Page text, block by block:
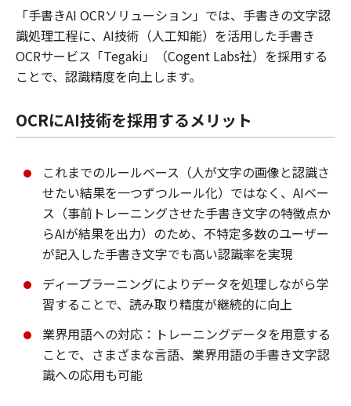
「手書きAI OCRソリューション」では、手書きの文字認
識処理工程に、AI技術（人工知能）を活用した手書き
OCRサービス「Tegaki」（Cogent Labs社）を採用する
ことで、認識精度を向上します。
OCRにAI技術を採用するメリット
これまでのルールベース（人が文字の画像と認識さ
せたい結果を一つずつルール化）ではなく、AIベー
ス（事前トレーニングさせた手書き文字の特徴点か
らAIが結果を出力）のため、不特定多数のユーザー
が記入した手書き文字でも高い認識率を実現
ディープラーニングによりデータを処理しながら学
習することで、読み取り精度が継続的に向上
業界用語への対応：トレーニングデータを用意する
ことで、さまざまな言語、業界用語の手書き文字認
識への応用も可能